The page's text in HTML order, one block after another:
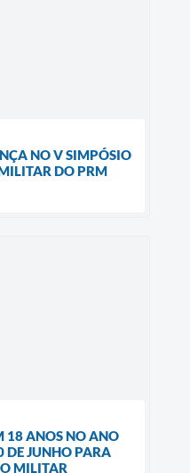
NO V SIMPÓSIO
DO PRM
18 ANOS NO ANO
DE JUNHO PARA
MILITAR